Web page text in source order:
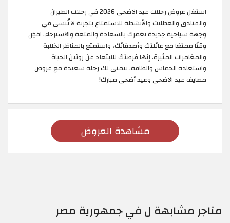
استغل عروض رحلات عيد الاضحى 2026 في رحلات الطيران
والفنادق والعطلات والأنشطة للاستمتاع بتجربة لا تُنسى في
وجهة سياحية جديدة تغمرك بالسعادة والمتعة والاسترخاء. اقضِ
وقتًا ممتعًا مع عائلتك وأصدقائك، واستمتع بالمناظر الخلابة
والمغامرات المثيرة. إنها فرصتك للابتعاد عن روتين الحياة
واستعادة الحماس والطاقة. نتمنى لك رحلة سعيدة مع عروض
مصايف عيد الاضحى وعيد أضحى مبارك!
مشاهدة العروض
متاجر مشابهة ل في جمهورية مصر